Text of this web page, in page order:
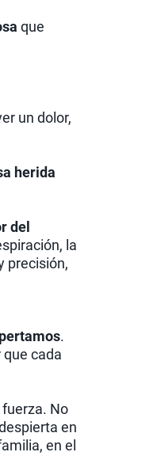
que
un dolor,
herida
del
la
precisión,
.
cada
No
en
en el